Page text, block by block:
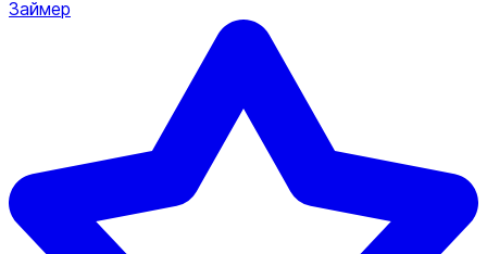
Займер